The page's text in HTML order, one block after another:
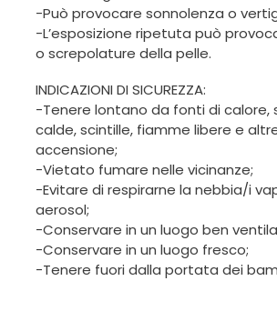
-Può provocare sonnolenza o
-L’esposizione ripetuta può
o screpolature della pelle.
INDICAZIONI DI SICUREZZA:
-Tenere lontano da fonti di calore,
calde, scintille, fiamme libere e
accensione;
-Vietato fumare nelle vicinanze;
-Evitare di respirarne la nebbia/i
aerosol;
-Conservare in un luogo ben
-Conservare in un luogo fresco;
-Tenere fuori dalla portata dei